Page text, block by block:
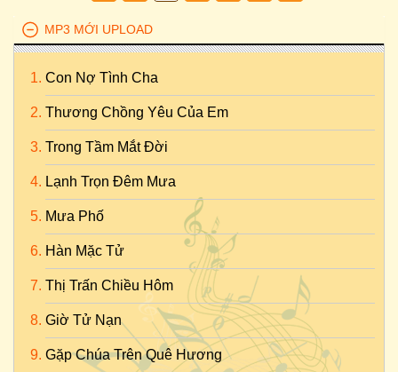
MP3 MỚI UPLOAD
Con Nợ Tình Cha
Thương Chồng Yêu Của Em
Trong Tầm Mắt Đời
Lạnh Trọn Đêm Mưa
Mưa Phố
Hàn Mặc Tử
Thị Trấn Chiều Hôm
Giờ Tử Nạn
Gặp Chúa Trên Quê Hương